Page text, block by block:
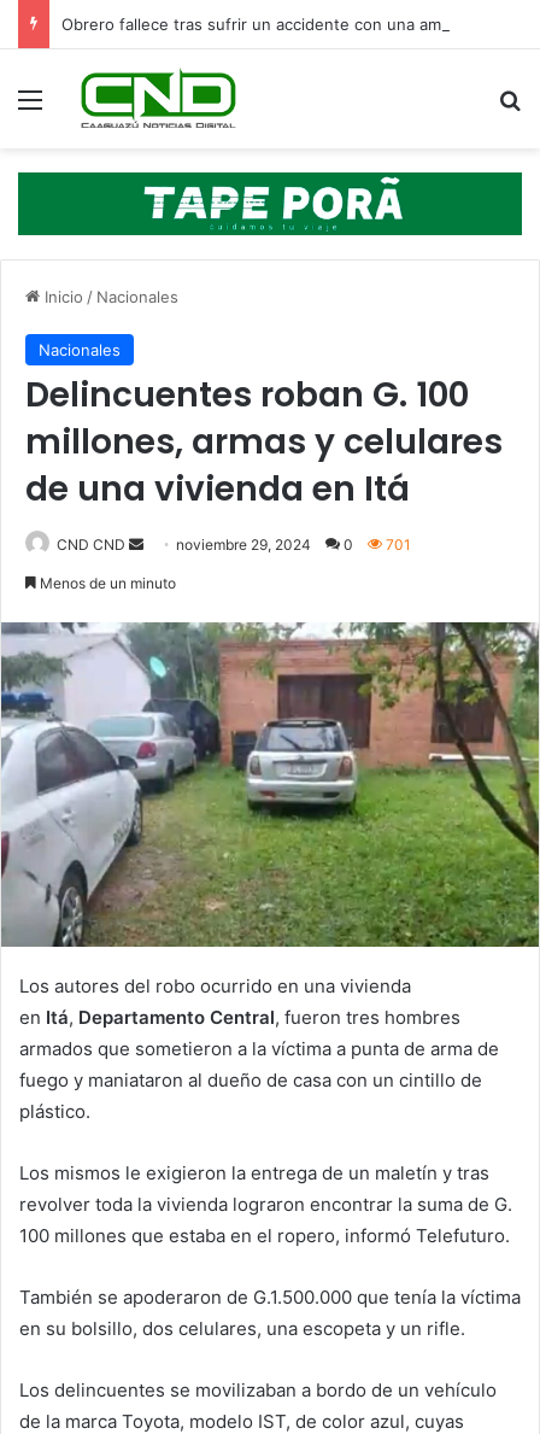
Menú
Inicio / Nacionales
Nacionales
Delincuentes roban G. 100
millones, armas y celulares
de una vivienda en Itá
CND CND
Send noviembre 29, 2024 0 701
Menos de un minuto
Los autores del robo ocurrido en una vivienda
en Itá, Departamento Central, fueron tres hombres
armados que sometieron a la víctima a punta de arma de
fuego y maniataron al dueño de casa con un cintillo de
plástico.
Los mismos le exigieron la entrega de un maletín y tras
revolver toda la vivienda lograron encontrar la suma de G.
100 millones que estaba en el ropero, informó Telefuturo.
También se apoderaron de G.1.500.000 que tenía la víctima
en su bolsillo, dos celulares, una escopeta y un rifle.
Los delincuentes se movilizaban a bordo de un vehículo
de la marca Toyota, modelo IST, de color azul, cuyas